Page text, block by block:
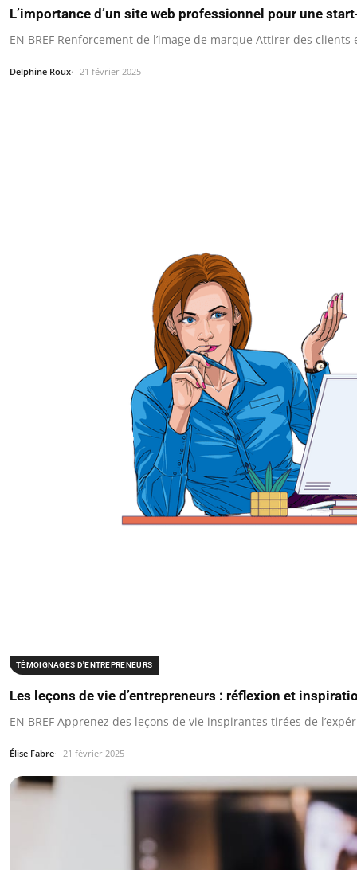
L’importance d’un site web professionnel pour une
EN BREF Renforcement de l’image de marque Attirer des
Delphine Roux 21 février 2025
TÉMOIGNAGES D'ENTREPRENEURS
Les leçons de vie d’entrepreneurs : réflexion et
EN BREF Apprenez des leçons de vie inspirantes tirées de
Élise Fabre 21 février 2025